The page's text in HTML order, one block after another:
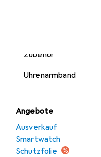
Zubehör
Uhrenarmband
Angebote
Ausverkauf
Smartwatch
Schutzfolie